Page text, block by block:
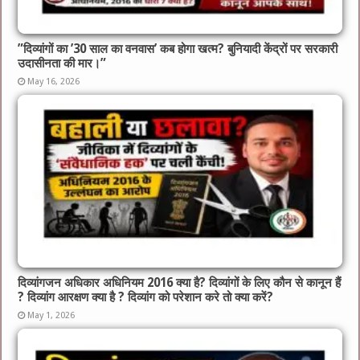
​”दिव्यांगों का ’30 साल का वनवास’ कब होगा खत्म? बुनियादी केंद्रों पर सरकारी
उदासीनता की मार।”
May 16, 2026
दिव्यांगजन अधिकार अधिनियम 2016 क्या है? दिव्यांगों के लिए कौन से कानून हैं
? दिव्यांग आरक्षण क्या है ? दिव्यांग को परेशान करे तो क्या करें?
May 1, 2026